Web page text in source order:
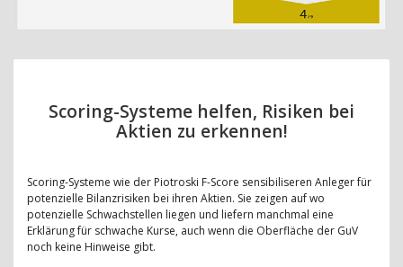
Scoring-Systeme helfen, Risiken bei
Aktien zu erkennen!
Scoring-Systeme wie der Piotroski F-Score sensibiliseren Anleger für
potenzielle Bilanzrisiken bei ihren Aktien. Sie zeigen auf wo
potenzielle Schwachstellen liegen und liefern manchmal eine
Erklärung für schwache Kurse, auch wenn die Oberfläche der GuV
noch keine Hinweise gibt.